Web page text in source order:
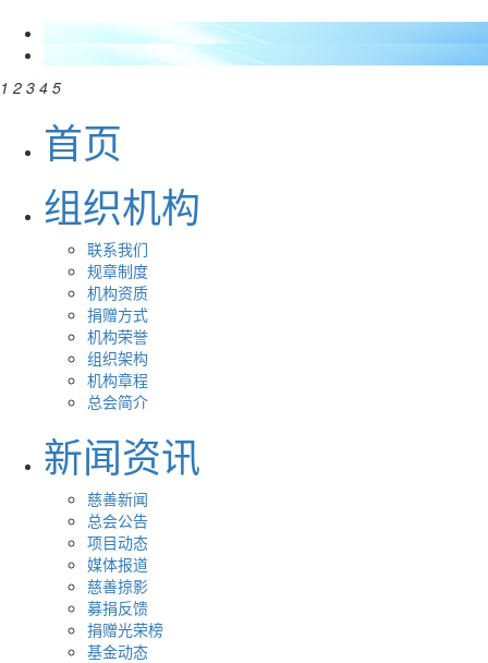
1 2 3 4 5
首页
组织机构
联系我们
规章制度
机构资质
捐赠方式
机构荣誉
组织架构
机构章程
总会简介
新闻资讯
慈善新闻
总会公告
项目动态
媒体报道
慈善掠影
募捐反馈
捐赠光荣榜
基金动态